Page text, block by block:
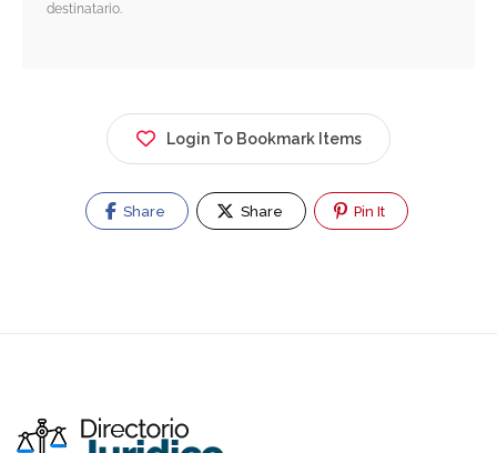
destinatario.
Login To Bookmark Items
Share Share Pin It